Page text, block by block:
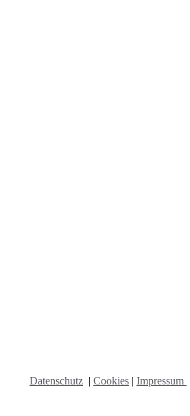
Datenschutz | Cookies | Impressum